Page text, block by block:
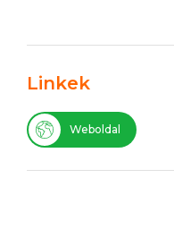
Linkek
Weboldal